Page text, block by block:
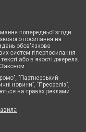
попередньої згоди
посилання на
обов'язкове
систем гіперпосилання
або в якості джерела.
"Партнерський
новини", "Пресреліз",
на правах реклами.